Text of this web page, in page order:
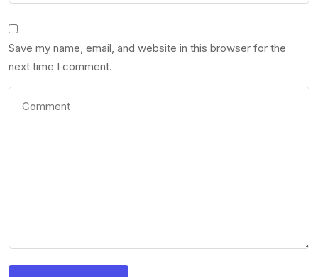
Save my name, email, and website in this browser for the
next time I comment.